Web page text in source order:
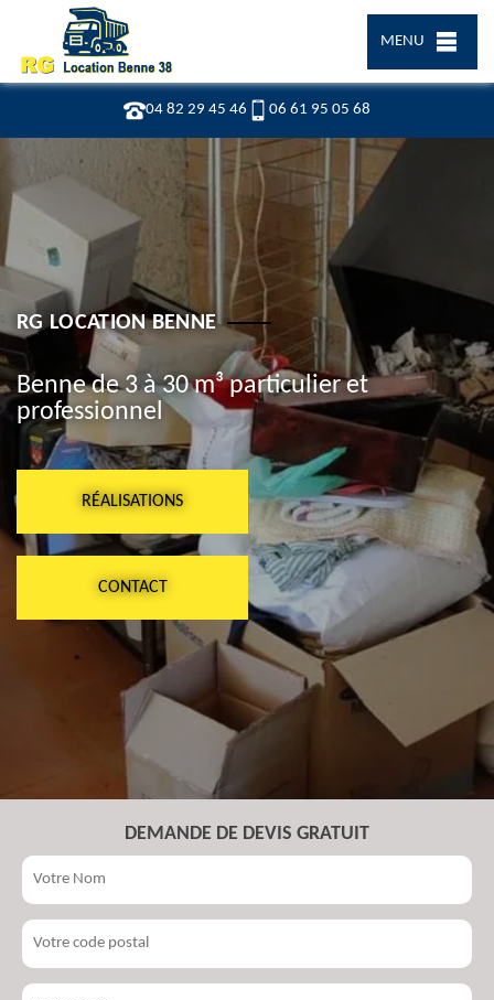
04 82 29 45 46 06 61 95 05 68
MENU
RG LOCATION BENNE
Benne de 3 à 30 m³ particulier et
professionnel
RÉALISATIONS
CONTACT
DEMANDE DE DEVIS GRATUIT